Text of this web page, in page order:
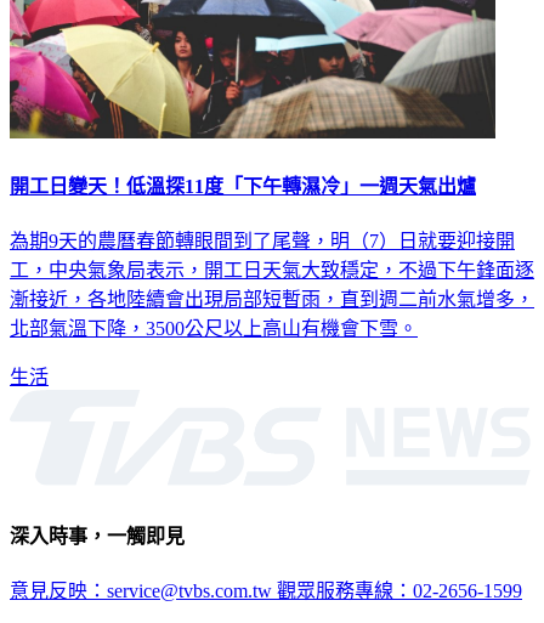
開工日變天！低溫探11度「下午轉濕冷」一週天氣出爐
為期9天的農曆春節轉眼間到了尾聲，明（7）日就要迎接開
工，中央氣象局表示，開工日天氣大致穩定，不過下午鋒面逐
漸接近，各地陸續會出現局部短暫雨，直到週二前水氣增多，
北部氣溫下降，3500公尺以上高山有機會下雪。
生活
深入時事，一觸即見
意見反映：service@tvbs.com.tw 觀眾服務專線：02-2656-1599